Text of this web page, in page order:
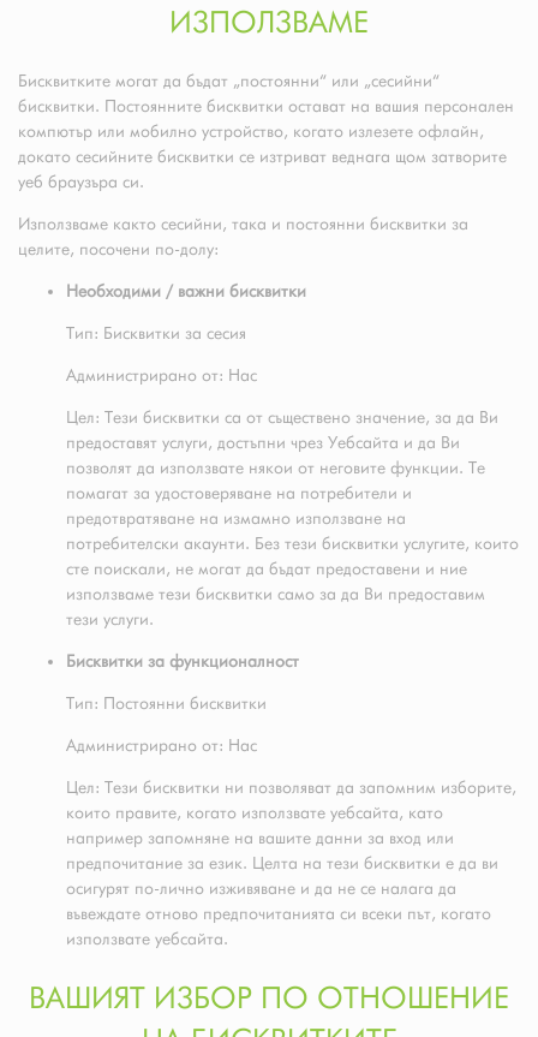
ИЗПОЛЗВАМЕ
Бисквитките могат да бъдат „постоянни“ или „сесийни“
бисквитки. Постоянните бисквитки остават на вашия персонален
компютър или мобилно устройство, когато излезете офлайн,
докато сесийните бисквитки се изтриват веднага щом затворите
уеб браузъра си.
Използваме както сесийни, така и постоянни бисквитки за
целите, посочени по-долу:
Необходими / важни бисквитки
Тип: Бисквитки за сесия
Администрирано от: Нас
Цел: Тези бисквитки са от съществено значение, за да Ви
предоставят услуги, достъпни чрез Уебсайта и да Ви
позволят да използвате някои от неговите функции. Те
помагат за удостоверяване на потребители и
предотвратяване на измамно използване на
потребителски акаунти. Без тези бисквитки услугите, които
сте поискали, не могат да бъдат предоставени и ние
използваме тези бисквитки само за да Ви предоставим
тези услуги.
Бисквитки за функционалност
Тип: Постоянни бисквитки
Администрирано от: Нас
Цел: Тези бисквитки ни позволяват да запомним изборите,
които правите, когато използвате уебсайта, като
например запомняне на вашите данни за вход или
предпочитание за език. Целта на тези бисквитки е да ви
осигурят по-лично изживяване и да не се налага да
въвеждате отново предпочитанията си всеки път, когато
използвате уебсайта.
ВАШИЯТ ИЗБОР ПО ОТНОШЕНИЕ